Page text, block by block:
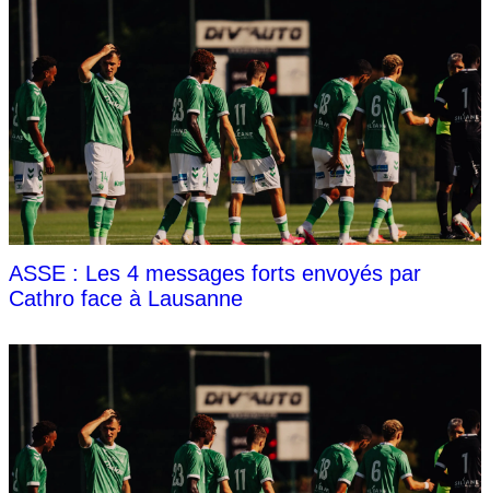
ASSE : Les 4 messages forts envoyés par
Cathro face à Lausanne